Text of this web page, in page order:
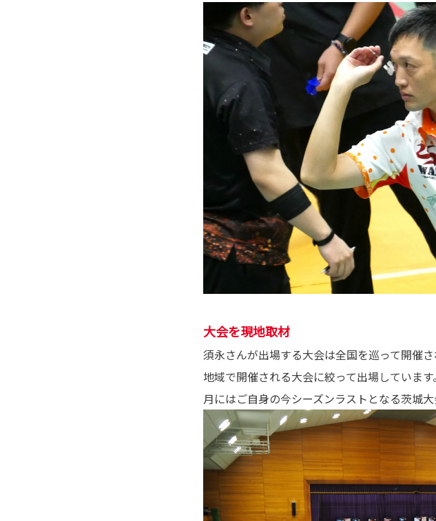
大会を現地取材
須永さんが出場する大会は全国を巡って開催
地域で開催される大会に絞って出場していま
月にはご自身の今シーズンラストとなる茨城